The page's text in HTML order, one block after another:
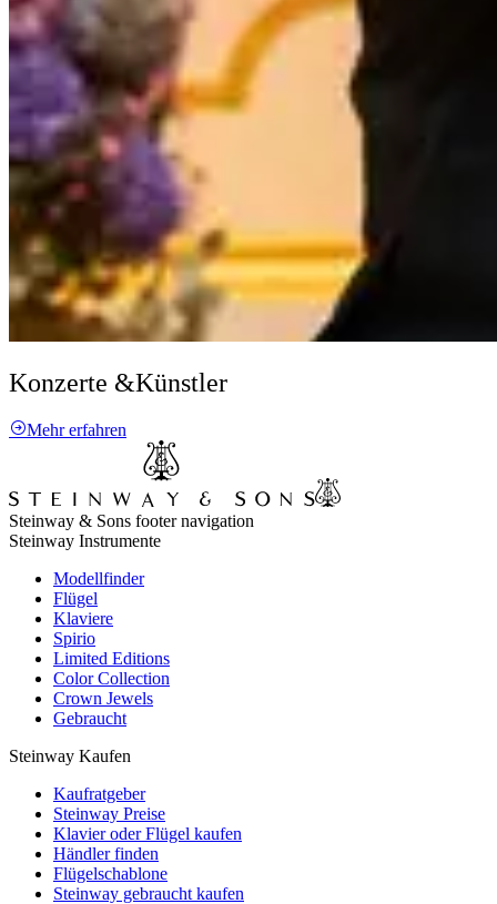
Konzerte &Künstler
Mehr erfahren
Steinway & Sons footer navigation
Steinway Instrumente
Modellfinder
Flügel
Klaviere
Spirio
Limited Editions
Color Collection
Crown Jewels
Gebraucht
Steinway Kaufen
Kaufratgeber
Steinway Preise
Klavier oder Flügel kaufen
Händler finden
Flügelschablone
Steinway gebraucht kaufen